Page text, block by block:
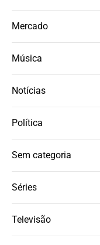
Mercado
Música
Notícias
Política
Sem categoria
Séries
Televisão